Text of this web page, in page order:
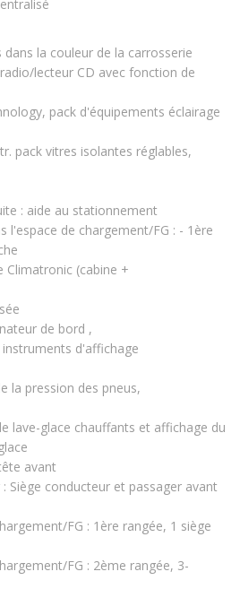
la couleur de la carrosserie
lecteur CD avec fonction de
pack d'équipements éclairage
pack vitres isolantes réglables,
: aide au stationnement
l'espace de chargement/FG : - 1ère
(cabine +
de bord ,
d'affichage
la pression des pneus,
lave-glace chauffants et affichage du
avant
Siège conducteur et passager avant
FG : 1ère rangée, 1 siège
FG : 2ème rangée, 3-